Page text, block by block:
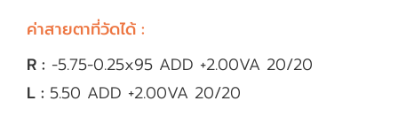
ค่าสายตาที่วัดได้ :
R : -5.75-0.25x95 ​​ADD +2.00​VA 20/20
L : 5.50 ​ADD +2.00VA 20/20